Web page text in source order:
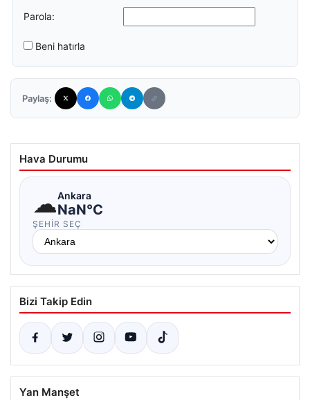
Parola:
Beni hatırla
Paylaş:
Hava Durumu
☁Ankara
NaN°C
ŞEHIR SEÇ
Bizi Takip Edin
Yan Manşet